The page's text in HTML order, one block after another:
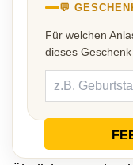
💬
Für welchen
dieses